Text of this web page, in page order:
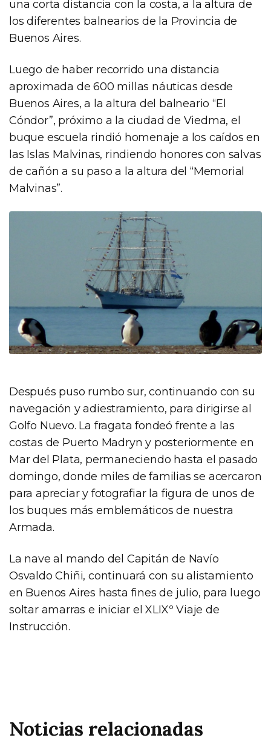
una corta distancia con la costa, a la altura de
los diferentes balnearios de la Provincia de
Buenos Aires.
Luego de haber recorrido una distancia
aproximada de 600 millas náuticas desde
Buenos Aires, a la altura del balneario “El
Cóndor”, próximo a la ciudad de Viedma, el
buque escuela rindió homenaje a los caídos en
las Islas Malvinas, rindiendo honores con salvas
de cañón a su paso a la altura del “Memorial
Malvinas”.
Después puso rumbo sur, continuando con su
navegación y adiestramiento, para dirigirse al
Golfo Nuevo. La fragata fondeó frente a las
costas de Puerto Madryn y posteriormente en
Mar del Plata, permaneciendo hasta el pasado
domingo, donde miles de familias se acercaron
para apreciar y fotografiar la figura de unos de
los buques más emblemáticos de nuestra
Armada.
La nave al mando del Capitán de Navío
Osvaldo Chiñi, continuará con su alistamiento
en Buenos Aires hasta fines de julio, para luego
soltar amarras e iniciar el XLIXº Viaje de
Instrucción.
Noticias relacionadas